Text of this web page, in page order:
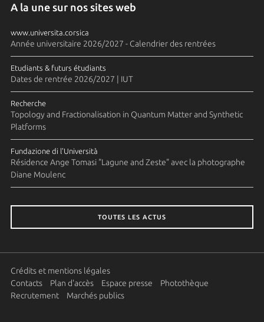
A la une sur nos sites web
www.universita.corsica
Année universitaire 2026/2027 - Calendrier des rentrées
Etudiants & futurs étudiants
Dates de rentrée 2026/2027 | IUT
Recherche
Topology and Fractionalisation in Quantum Matter and Synthetic
Platforms
Fundazione di l'Università
Résidence Ange Tomasi "Lagune and Zeste" avec la photographe
Diane Moulenc
TOUTES LES ACTUS
Crédits et mentions légales
Contacts
Plan d'accès Espace presse
Photothèque
Recrutement
Marchés publics